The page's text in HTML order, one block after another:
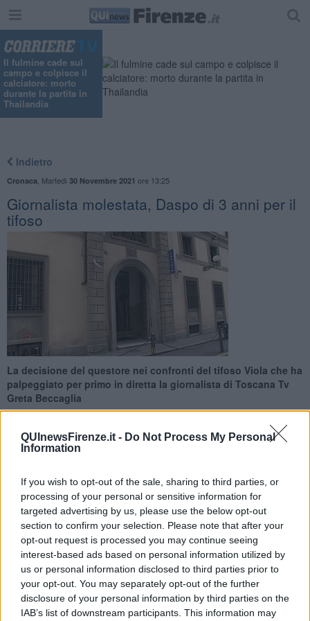
QUInewsFirenze.it - Do Not Process My Personal
Information
If you wish to opt-out of the sale, sharing to third parties, or
processing of your personal or sensitive information for
targeted advertising by us, please use the below opt-out
section to confirm your selection. Please note that after your
opt-out request is processed you may continue seeing
interest-based ads based on personal information utilized by
us or personal information disclosed to third parties prior to
your opt-out. You may separately opt-out of the further
disclosure of your personal information by third parties on the
IAB’s list of downstream participants. This information may
Il fulmine cade sul
campo e colpisce il
calciatore: morto
durante la partita in
Thailandia
Indietro
Cronaca Martedì 30 Novembre 2021 ore 13:25
Giornalista molestata, Daspo di 3 anni per il
tifoso
La decisione del questore nei confronti del tifoso Viola che ha
palpeggiato per primo in diretta la giornalista di Toscana Tv
Greta Beccaglia
FIRENZE —E' arrivata questa mattina la decisione del questore di
Firenze che ha emesso un Daspo di 3 anni, senza altre
prescrizioni, nei confronti del tifoso della Fiorentina di 45 anni che
ha palpeggiato la giornalista Greta Beccaglia durante una diretta tv
dall'esterno dello stadio di Empoli il 27 Novembre.
Tutta la scena è stata ripresa sia da una telecamera di Toscana Tv
che da quelle di sorveglianza dell'impianto sportivo, circostanza che
ha agevolato l'identificazione del 45enne.